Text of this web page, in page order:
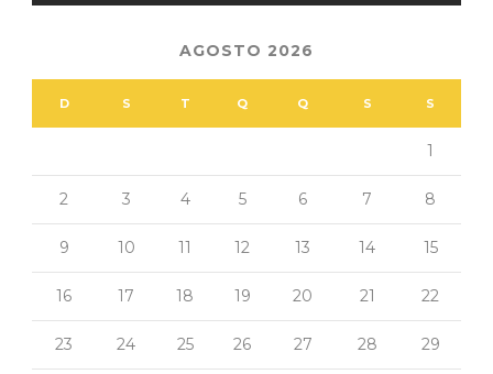
AGOSTO 2026
D S T Q Q S S
1
2 3 4 5 6 7 8
9 10 11 12 13 14 15
16 17 18 19 20 21 22
23 24 25 26 27 28 29